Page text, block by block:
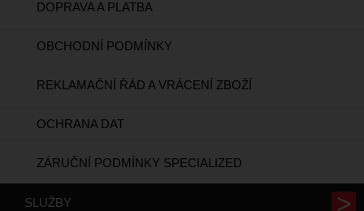
DOPRAVA A PLATBA
OBCHODNÍ PODMÍNKY
REKLAMAČNÍ ŘÁD A VRÁCENÍ ZBOŽÍ
OCHRANA DAT
ZÁRUČNÍ PODMÍNKY SPECIALIZED
SLUŽBY